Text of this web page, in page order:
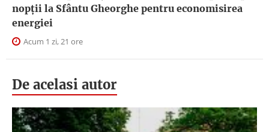
nopţii la Sfântu Gheorghe pentru economisirea
energiei
Acum 1 zi, 21 ore
De acelasi autor